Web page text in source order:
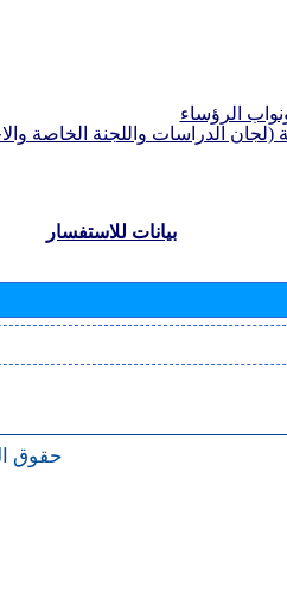
الرؤساء
(لجان الدراسات واللجنة الخاصة
بيانات للاستفسار
حقوق